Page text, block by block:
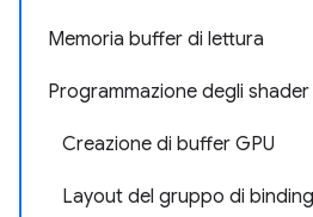
Memoria buffer di lettura
Programmazione degli shader
Creazione di buffer GPU
Layout del gruppo di